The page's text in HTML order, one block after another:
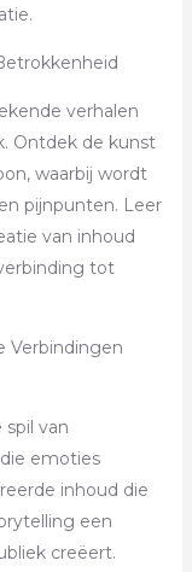
verhalen
Ontdek de kunst
waarbij wordt
pijnpunten. Leer
van inhoud
tot
Verbindingen
van
emoties
inhoud die
een
creëert.